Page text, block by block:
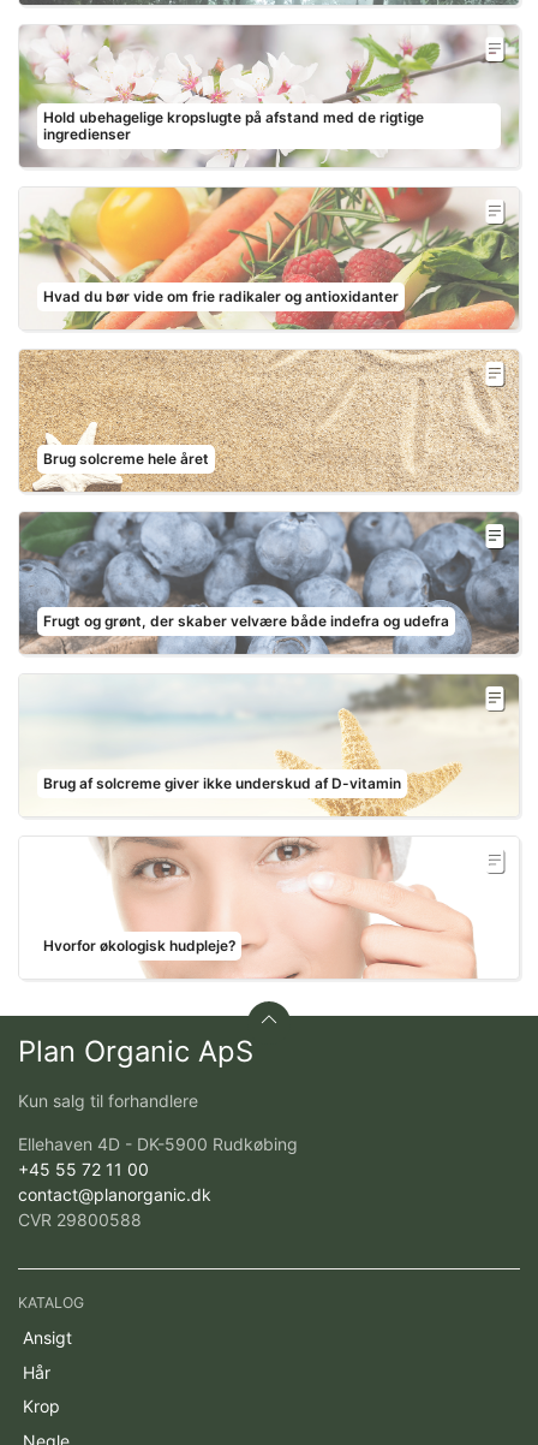
Hold ubehagelige kropslugte på afstand med de rigtige
ingredienser
Hvad du bør vide om frie radikaler og antioxidanter
Brug solcreme hele året
Frugt og grønt, der skaber velvære både indefra og udefra
Brug af solcreme giver ikke underskud af D-vitamin
Hvorfor økologisk hudpleje?
Plan Organic ApS
Kun salg til forhandlere
Ellehaven 4D - DK-5900 Rudkøbing
+45 55 72 11 00
contact@planorganic.dk
CVR 29800588
KATALOG
Ansigt
Hår
Krop
Negle